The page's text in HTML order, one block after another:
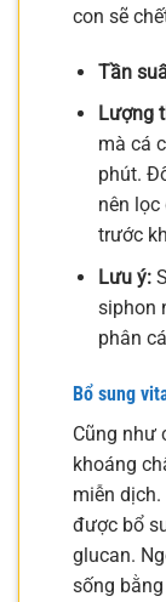
con sẽ
Tần
Lượng
mà cá
phút.
nên
trước
Lưu ý:
siphon
phân
Bổ sung
Cũng như
khoáng
miễn
được bổ
glucan.
sống